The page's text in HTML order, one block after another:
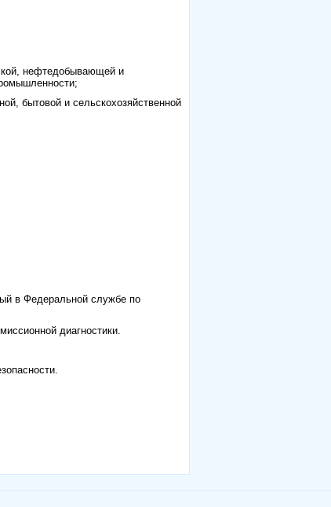
нефтедобывающей и
бытовой и сельскохозяйственной
в Федеральной службе по
диагностики.